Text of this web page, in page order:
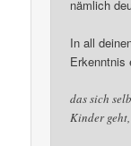
nämlich
In all
Erkenntnis
das sich
Kinder